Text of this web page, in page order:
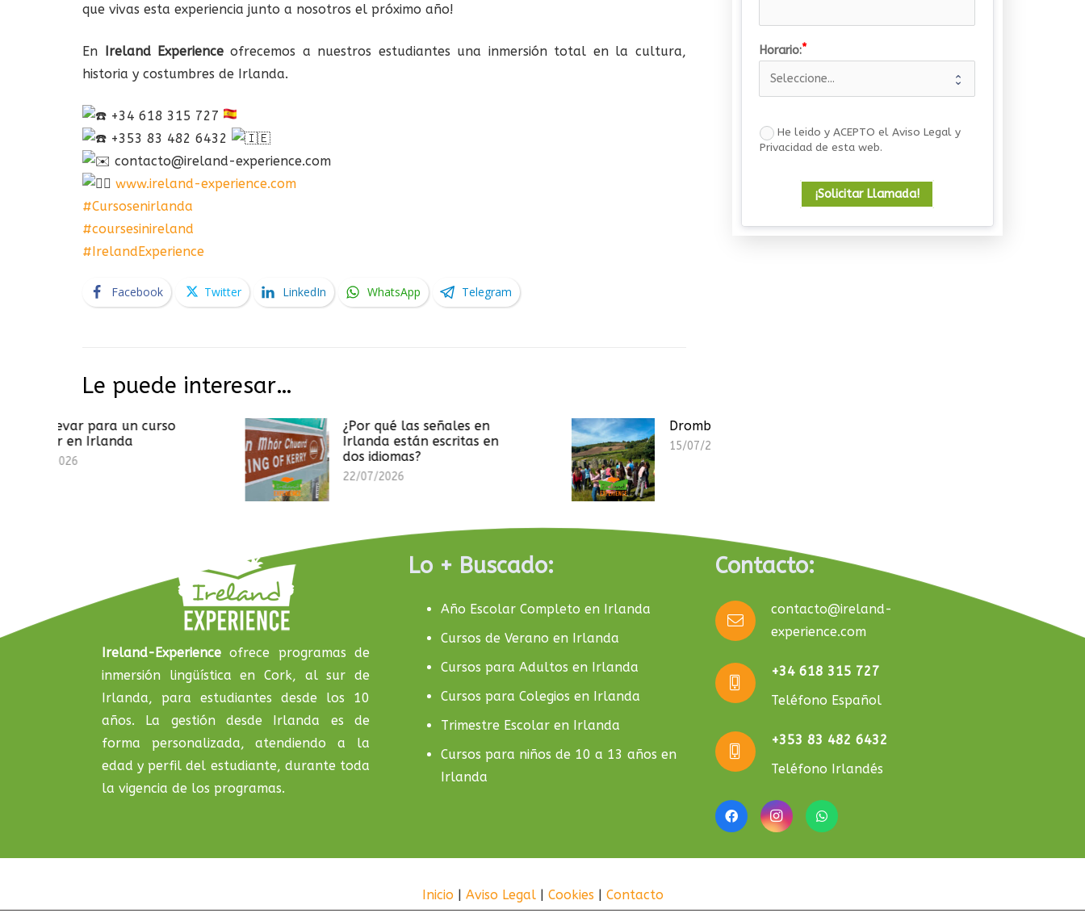
que vivas esta experiencia junto a nosotros el próximo año!
En Ireland Experience ofrecemos a nuestros estudiantes una inmersión total en la cultura,
historia y costumbres de Irlanda.
+34 618 315 727
+353 83 482 6432
contacto@ireland-experience.com
www.ireland-experience.com
#Cursosenirlanda
#coursesinireland
#IrelandExperience
Facebook Twitter LinkedIn WhatsApp Telegram
Le puede interesar…
un curso
¿Por qué las señales en
Irlanda están escritas en
dos idiomas?
22/07/2026
Drombeg Stone Circle
15/07/2026
Horario:
He leido y ACEPTO el Aviso Legal y
Privacidad de esta web.
¡Solicitar Llamada!
Ireland-Experience ofrece programas de
inmersión lingüística en Cork, al sur de
Irlanda, para estudiantes desde los 10
años. La gestión desde Irlanda es de
forma personalizada, atendiendo a la
edad y perfil del estudiante, durante toda
la vigencia de los programas.
Lo + Buscado:
Año Escolar Completo en Irlanda
Cursos de Verano en Irlanda
Cursos para Adultos en Irlanda
Cursos para Colegios en Irlanda
Trimestre Escolar en Irlanda
Cursos para niños de 10 a 13 años en
Irlanda
Contacto:
contacto@ireland-
experience.com
+34 618 315 727
Teléfono Español
+353 83 482 6432
Teléfono Irlandés
Inicio| Aviso Legal| Cookies | Contacto